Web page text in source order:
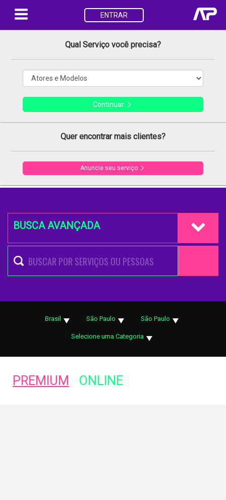
ENTRAR
Qual Serviço você precisa?
Continuar
Quer encontrar mais clientes?
Anuncie seu serviço
BUSCA AVANÇADA
Brasil São Paulo São Paulo
Selecione uma Categoria
PREMIUM ONLINE